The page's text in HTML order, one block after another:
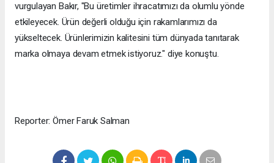
vurgulayan Bakır, "Bu üretimler ihracatımızı da olumlu yönde
etkileyecek. Ürün değerli olduğu için rakamlarımızı da
yükseltecek. Ürünlerimizin kalitesini tüm dünyada tanıtarak
marka olmaya devam etmek istiyoruz." diye konuştu.
Reporter: Ömer Faruk Salman